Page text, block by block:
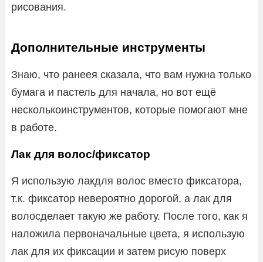
рисования.
Дополнительные инструменты
Знаю, что ранеея сказала, что вам нужна только
бумага и пастель для начала, но вот ещё
несколькоинструментов, которые помогают мне
в работе.
Лак для волос/фиксатор
Я использую лакдля волос вместо фиксатора,
т.к. фиксатор невероятно дорогой, а лак для
волосделает такую же работу. После того, как я
наложила первоначальные цвета, я использую
лак для их фиксации и затем рисую поверх